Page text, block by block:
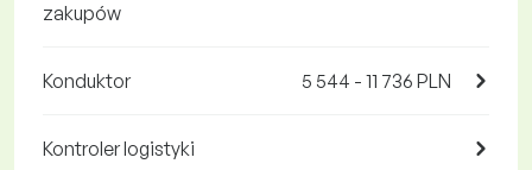
zakupów
Konduktor 5 544 - 11 736 PLN
Kontroler logistyki